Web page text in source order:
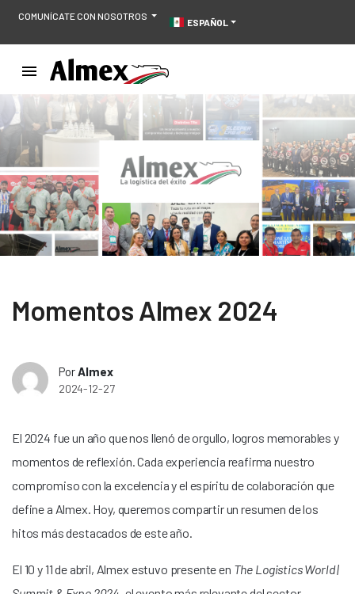
COMUNÍCATE CON NOSOTROS
ESPAÑOL
Momentos Almex 2024
PorAlmex
2024-12-27
El 2024 fue un año que nos llenó de orgullo, logros memorables y
momentos de reflexión. Cada experiencia reafirma nuestro
compromiso con la excelencia y el espíritu de colaboración que
define a Almex. Hoy, queremos compartir un resumen de los
hitos más destacados de este año.
El 10 y 11 de abril, Almex estuvo presente en The Logistics World |